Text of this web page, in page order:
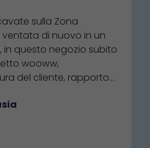
sulla Zona
di nuovo in un
in questo negozio subito
wooww,
del cliente, rapporto
a 5 stelle e più